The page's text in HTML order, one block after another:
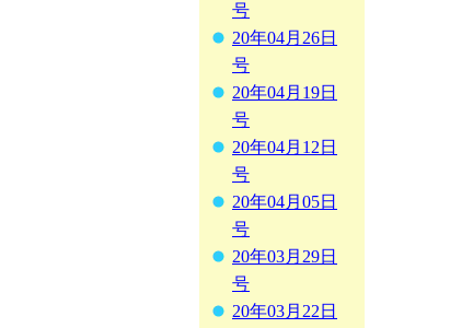
号
20年04月26日
号
20年04月19日
号
20年04月12日
号
20年04月05日
号
20年03月29日
号
20年03月22日